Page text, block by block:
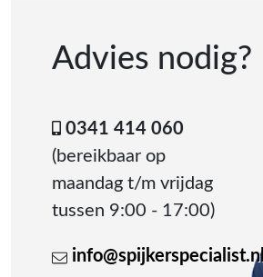
Advies nodig?
0341 414 060
(bereikbaar op
maandag t/m vrijdag
tussen 9:00 - 17:00)
info@spijkerspecialist.nl